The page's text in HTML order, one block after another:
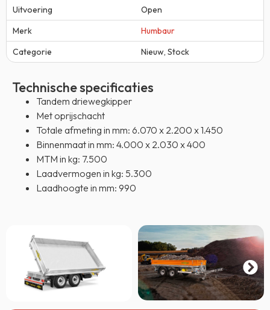
Uitvoering
Open
Merk
Humbaur
Categorie
Nieuw, Stock
Technische specificaties
Tandem driewegkipper
Met oprijschacht
Totale afmeting in mm: 6.070 x 2.200 x 1.450
Binnenmaat in mm: 4.000 x 2.030 x 400
MTM in kg: 7.500
Laadvermogen in kg: 5.300
Laadhoogte in mm: 990